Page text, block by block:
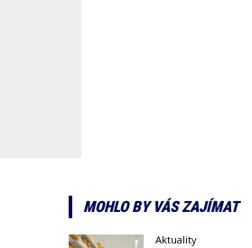
MOHLO BY VÁS ZAJÍMAT
Aktuality